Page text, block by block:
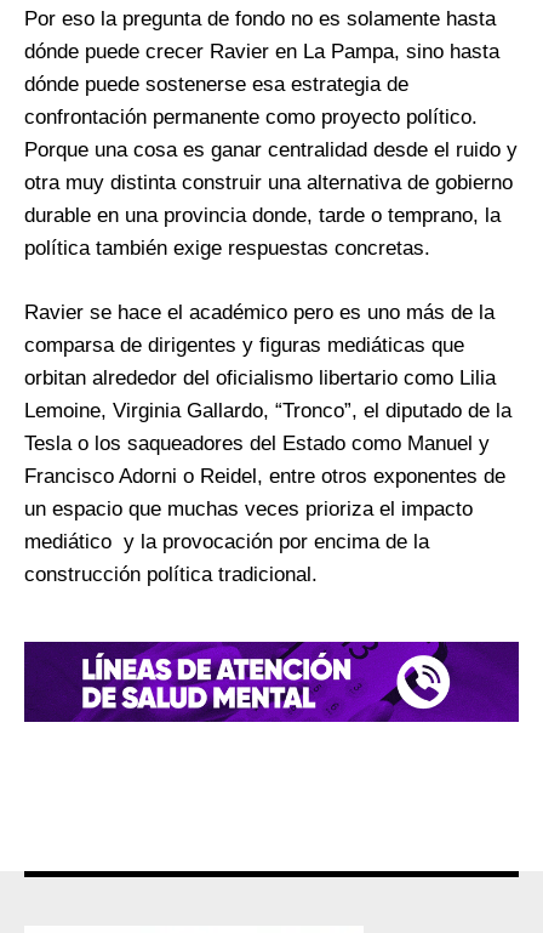
Por eso la pregunta de fondo no es solamente hasta
dónde puede crecer Ravier en La Pampa, sino hasta
dónde puede sostenerse esa estrategia de
confrontación permanente como proyecto político.
Porque una cosa es ganar centralidad desde el ruido y
otra muy distinta construir una alternativa de gobierno
durable en una provincia donde, tarde o temprano, la
política también exige respuestas concretas.
Ravier se hace el académico pero es uno más de la
comparsa de dirigentes y figuras mediáticas que
orbitan alrededor del oficialismo libertario como Lilia
Lemoine, Virginia Gallardo, “Tronco”, el diputado de la
Tesla o los saqueadores del Estado como Manuel y
Francisco Adorni o Reidel, entre otros exponentes de
un espacio que muchas veces prioriza el impacto
mediático y la provocación por encima de la
construcción política tradicional.